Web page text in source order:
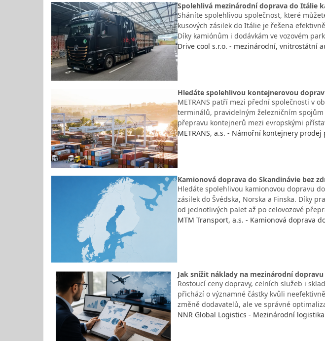
Spolehlivá mezinárodní doprava do Itálie
Sháníte spolehlivou společnost, které
kusových zásilek do Itálie je řešena
Díky kamiónům i dodávkám ve vozovém
Drive cool s.r.o. - mezinárodní, vnitrostátní
Hledáte spolehlivou kontejnerovou
METRANS patří mezi přední společnosti v
terminálů, pravidelným železničním
přepravu kontejnerů mezi evropskými
METRANS, a.s. - Námořní kontejnery prodej
Kamionová doprava do Skandinávie bez
Hledáte spolehlivou kamionovou dopravu
zásilek do Švédska, Norska a Finska. Díky
od jednotlivých palet až po celovozové
MTM Transport, a.s. - Kamionová doprava
Jak snížit náklady na mezinárodní
Rostoucí ceny dopravy, celních služeb i
přichází o významné částky kvůli
změně dodavatelů, ale ve správné
NNR Global Logistics - Mezinárodní